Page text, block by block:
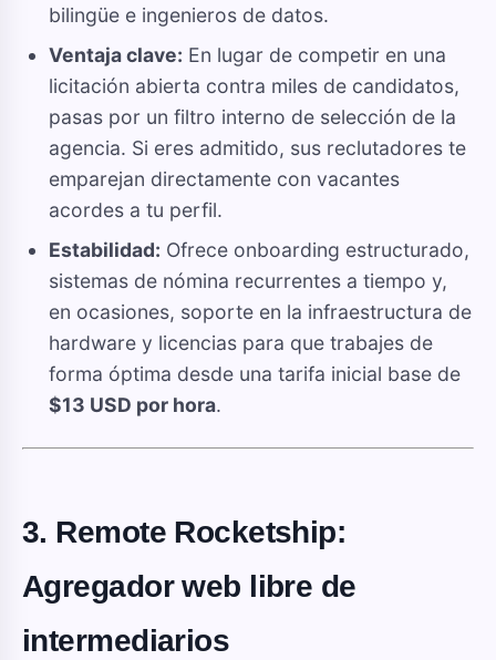
bilingüe e ingenieros de datos.
Ventaja clave: En lugar de competir en una
licitación abierta contra miles de candidatos,
pasas por un filtro interno de selección de la
agencia. Si eres admitido, sus reclutadores te
emparejan directamente con vacantes
acordes a tu perfil.
Estabilidad: Ofrece onboarding estructurado,
sistemas de nómina recurrentes a tiempo y,
en ocasiones, soporte en la infraestructura de
hardware y licencias para que trabajes de
forma óptima desde una tarifa inicial base de
$13 USD por hora.
3. Remote Rocketship:
Agregador web libre de
intermediarios